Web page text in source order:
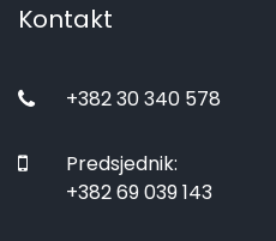
Kontakt
+382 30 340 578
Predsjednik:
+382 69 039 143